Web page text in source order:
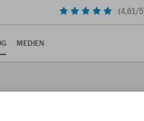
(4,61/
MEDIEN